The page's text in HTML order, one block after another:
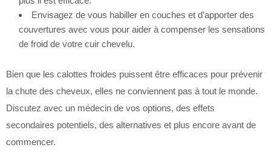
Envisagez de vous habiller en couches et d’apporter des
couvertures avec vous pour aider à compenser les sensations
de froid de votre cuir chevelu.
Bien que les calottes froides puissent être efficaces pour prévenir
la chute des cheveux, elles ne conviennent pas à tout le monde.
Discutez avec un médecin de vos options, des effets
secondaires potentiels, des alternatives et plus encore avant de
commencer.